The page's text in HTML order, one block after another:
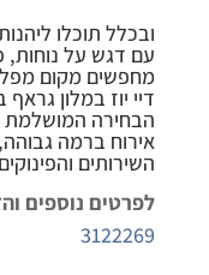
ובכלל תוכלו
עם דגש על נוחות,
מחפשים מקום
דיי יוז במלון
הבחירה המושלמת
אירוח ברמה
השירותים
לפרטים נוספים
3122269